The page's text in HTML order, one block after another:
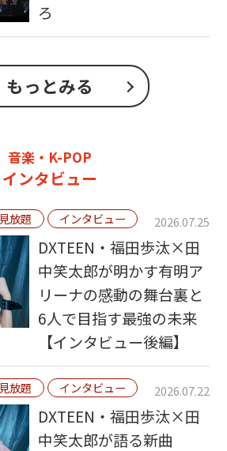
ろ
もっとみる
音楽・K-POP
インタビュー
見放題 インタビュー 2026.07.25
DXTEEN・福田歩汰×田
中笑太郎が明かす有明ア
リーナの感動の舞台裏と
6人で目指す最強の未来
【インタビュー後編】
見放題 インタビュー 2026.07.22
DXTEEN・福田歩汰×田
中笑太郎が語る新曲